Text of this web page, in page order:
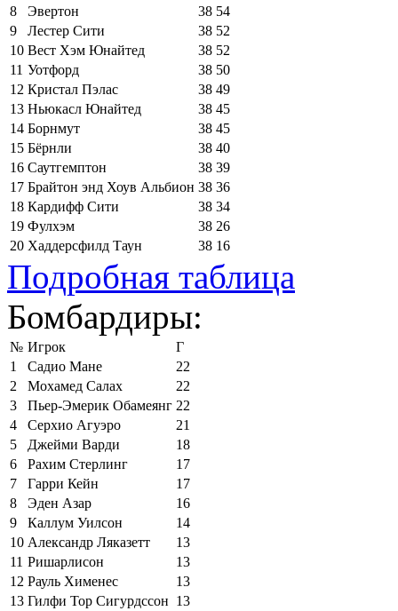
8
Эвертон 38 54
9
Лестер Сити 38 52
10 Вест Хэм Юнайтед 38 52
11 Уотфорд 38 50
12 Кристал Пэлас 38 49
13 Ньюкасл Юнайтед 38 45
14 Борнмут 38 45
15 Бёрнли 38 40
16 Саутгемптон 38 39
17 Брайтон энд Хоув Альбион 38 36
18 Кардифф Сити 38 34
19 Фулхэм 38 26
20 Хаддерсфилд Таун 38 16
Подробная таблица
Бомбардиры:
№ Игрок
Г
1
Садио Мане
22
2
Мохамед Салах
22
3
Пьер-Эмерик Обамеянг 22
4
Серхио Агуэро
21
5
Джейми Варди
18
6
Рахим Стерлинг
17
7
Гарри Кейн
17
8
Эден Азар
16
9
Каллум Уилсон
14
10 Александр Ляказетт
13
11 Ришарлисон
13
12 Рауль Хименес
13
13 Гилфи Тор Сигурдссон 13